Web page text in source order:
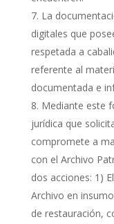
La
digitales que
respetada a
referente al
documentada e
Mediante este
jurídica que
compromete a
con el Archivo
dos acciones: 1)
Archivo en
de restauración,